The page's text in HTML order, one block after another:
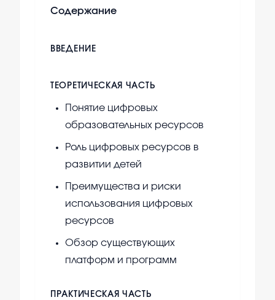
Содержание
ВВЕДЕНИЕ
ТЕОРЕТИЧЕСКАЯ ЧАСТЬ
Понятие цифровых
образовательных ресурсов
Роль цифровых ресурсов в
развитии детей
Преимущества и риски
использования цифровых
ресурсов
Обзор существующих
платформ и программ
ПРАКТИЧЕСКАЯ ЧАСТЬ